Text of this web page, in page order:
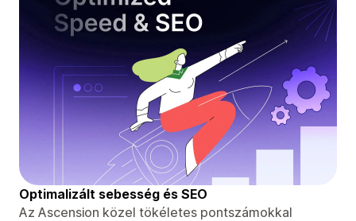
Optimalizált sebesség és SEO
Az Ascension közel tökéletes pontszámokkal